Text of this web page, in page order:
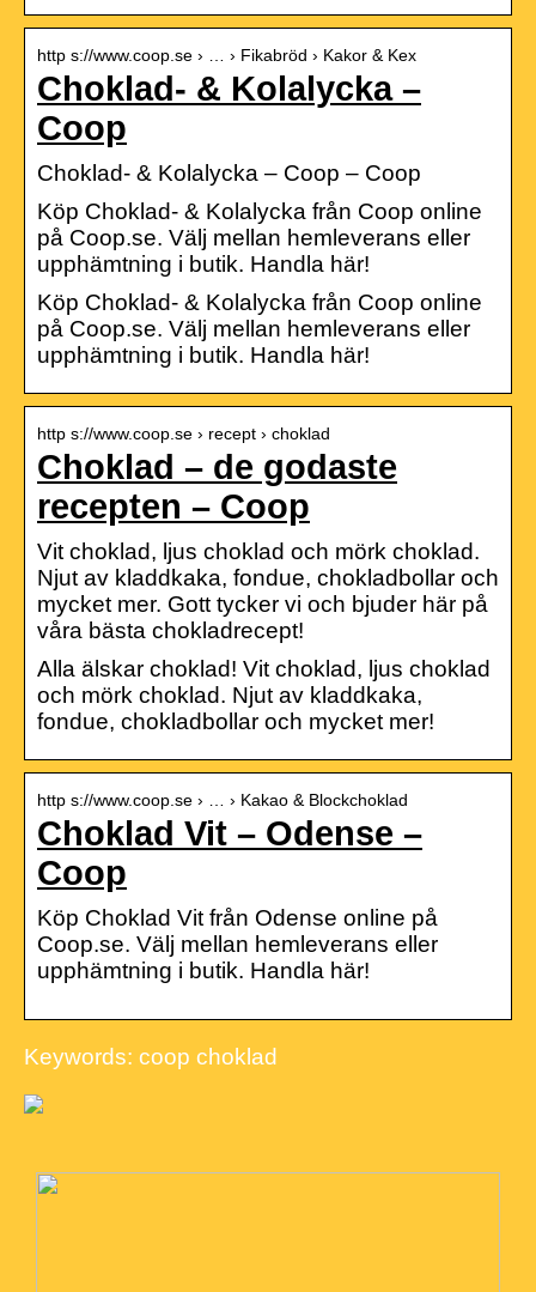
http s://www.coop.se › … › Fikabröd › Kakor & Kex
Choklad- & Kolalycka –
Coop
Choklad- & Kolalycka – Coop – Coop
Köp Choklad- & Kolalycka från Coop online
på Coop.se. Välj mellan hemleverans eller
upphämtning i butik. Handla här!
Köp Choklad- & Kolalycka från Coop online
på Coop.se. Välj mellan hemleverans eller
upphämtning i butik. Handla här!
http s://www.coop.se › recept › choklad
Choklad – de godaste
recepten – Coop
Vit choklad, ljus choklad och mörk choklad.
Njut av kladdkaka, fondue, chokladbollar och
mycket mer. Gott tycker vi och bjuder här på
våra bästa chokladrecept!
Alla älskar choklad! Vit choklad, ljus choklad
och mörk choklad. Njut av kladdkaka,
fondue, chokladbollar och mycket mer!
http s://www.coop.se › … › Kakao & Blockchoklad
Choklad Vit – Odense –
Coop
Köp Choklad Vit från Odense online på
Coop.se. Välj mellan hemleverans eller
upphämtning i butik. Handla här!
Keywords: coop choklad